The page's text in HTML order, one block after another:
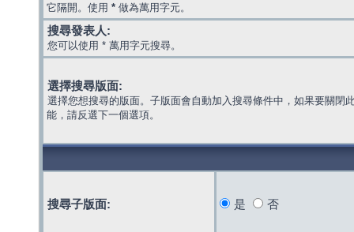
它隔開。使用 * 做為萬用字元。
搜尋發表人:
您可以使用 * 萬用字元搜尋。
選擇搜尋版面:
選擇您想搜尋的版面。子版面會自動加入搜尋條件中，如果要關閉
能，請反選下一個選項。
搜尋子版面: 是 否